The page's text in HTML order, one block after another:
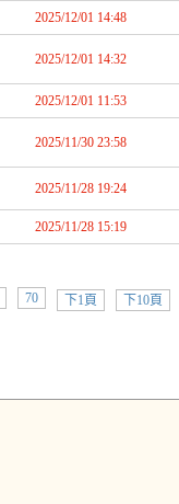
2025/12/01 14:48
2025/12/01 14:32
2025/12/01 11:53
2025/11/30 23:58
2025/11/28 19:24
2025/11/28 15:19
70 下1頁 下10頁